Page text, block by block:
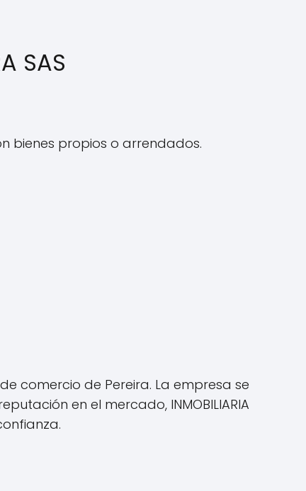
SAS
bienes propios o arrendados.
de comercio de Pereira. La empresa se
en el mercado, INMOBILIARIA